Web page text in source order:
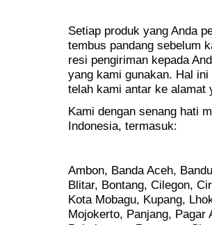
Setiap produk yang Anda
tembus pandang sebelum
resi pengiriman kepada
yang kami gunakan. Hal
telah kami antar ke alamat
Kami dengan senang hati
Indonesia, termasuk:
Ambon, Banda Aceh,
Blitar, Bontang, Cilegon,
Kota Mobagu, Kupang,
Mojokerto, Panjang, Pagar